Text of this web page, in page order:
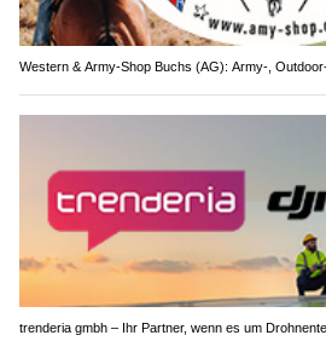
Western & Army-Shop Buchs (AG): Army-,
trenderia gmbh – Ihr Partner, wenn es um